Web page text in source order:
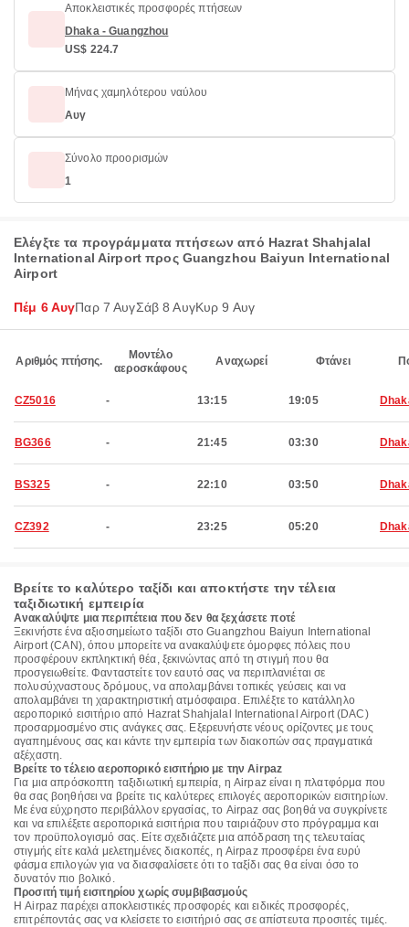
Αποκλειστικές προσφορές πτήσεων
Dhaka - Guangzhou
US$ 224.7
Μήνας χαμηλότερου ναύλου
Αυγ
Σύνολο προορισμών
1
Ελέγξτε τα προγράμματα πτήσεων από Hazrat Shahjalal
International Airport προς Guangzhou Baiyun International
Airport
Πέμ 6 ΑυγΠαρ 7 ΑυγΣάβ 8 ΑυγΚυρ 9 Αυγ
Αριθμός πτήσης.
Μοντέλο
αεροσκάφους
Αναχωρεί Φτάνει
CZ5016 - 13:15 19:05
BG366 - 21:45 03:30
BS325 - 22:10 03:50
CZ392 - 23:25 05:20
Βρείτε το καλύτερο ταξίδι και αποκτήστε την τέλεια
ταξιδιωτική εμπειρία
Ανακαλύψτε μια περιπέτεια που δεν θα ξεχάσετε ποτέ
Ξεκινήστε ένα αξιοσημείωτο ταξίδι στο Guangzhou Baiyun International
Airport (CAN), όπου μπορείτε να ανακαλύψετε όμορφες πόλεις που
προσφέρουν εκπληκτική θέα, ξεκινώντας από τη στιγμή που θα
προσγειωθείτε. Φανταστείτε τον εαυτό σας να περιπλανιέται σε
πολυσύχναστους δρόμους, να απολαμβάνει τοπικές γεύσεις και να
απολαμβάνει τη χαρακτηριστική ατμόσφαιρα. Επιλέξτε το κατάλληλο
αεροπορικό εισιτήριο από Hazrat Shahjalal International Airport (DAC)
προσαρμοσμένο στις ανάγκες σας. Εξερευνήστε νέους ορίζοντες με τους
αγαπημένους σας και κάντε την εμπειρία των διακοπών σας πραγματικά
αξέχαστη.
Βρείτε το τέλειο αεροπορικό εισιτήριο με την Airpaz
Για μια απρόσκοπτη ταξιδιωτική εμπειρία, η Airpaz είναι η πλατφόρμα που
θα σας βοηθήσει να βρείτε τις καλύτερες επιλογές αεροπορικών εισιτηρίων.
Με ένα εύχρηστο περιβάλλον εργασίας, το Airpaz σας βοηθά να συγκρίνετε
και να επιλέξετε αεροπορικά εισιτήρια που ταιριάζουν στο πρόγραμμα και
τον προϋπολογισμό σας. Είτε σχεδιάζετε μια απόδραση της τελευταίας
στιγμής είτε καλά μελετημένες διακοπές, η Airpaz προσφέρει ένα ευρύ
φάσμα επιλογών για να διασφαλίσετε ότι το ταξίδι σας θα είναι όσο το
δυνατόν πιο βολικό.
Προσιτή τιμή εισιτηρίου χωρίς συμβιβασμούς
Η Airpaz παρέχει αποκλειστικές προσφορές και ειδικές προσφορές,
επιτρέποντάς σας να κλείσετε το εισιτήριό σας σε απίστευτα προσιτές τιμές.